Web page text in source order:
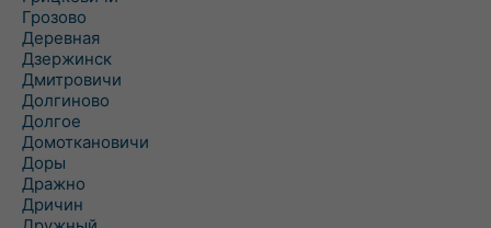
Грозово
Деревная
Дзержинск
Дмитровичи
Долгиново
Долгое
Домоткановичи
Доры
Дражно
Дричин